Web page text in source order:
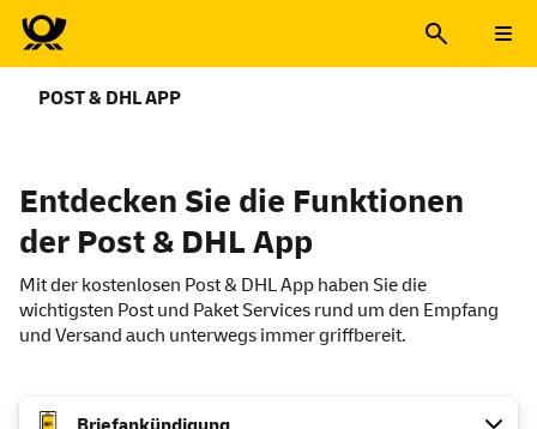
POST & DHL APP
Entdecken Sie die Funktionen
der Post & DHL App
Mit der kostenlosen Post & DHLApp haben Sie die
wichtigsten Post und PaketServices rund um den Empfang
und Versand auch unterwegs immer griffbereit.